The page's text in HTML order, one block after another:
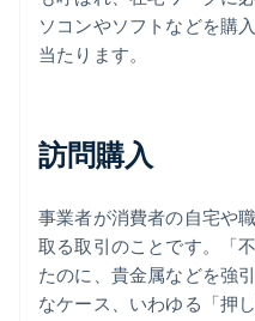
ソコンやソフトなどを購
当たります。
訪問購入
事業者が消費者の自宅や
取る取引のことです。「
たのに、貴金属などを強
なケース、いわゆる「押